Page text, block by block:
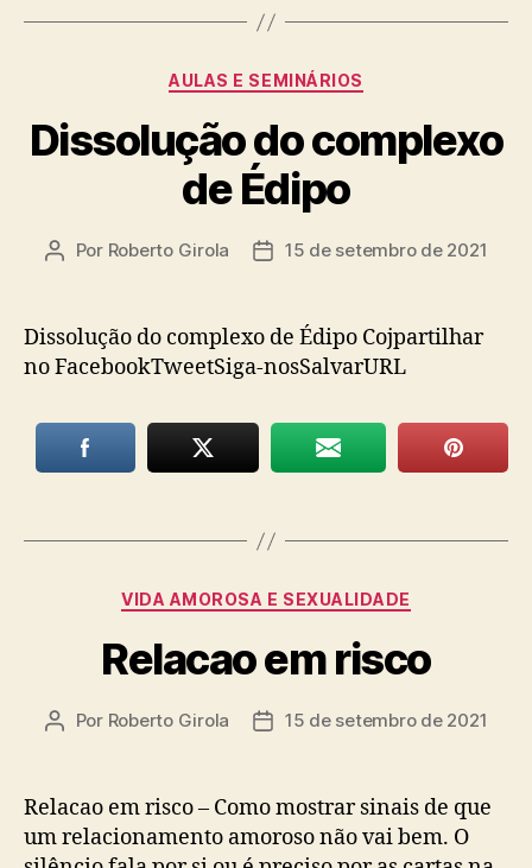
Categorias
AULAS E SEMINÁRIOS
Dissolução do complexo
de Édipo
Autor
Por Roberto Girola
Data15 de setembro de 2021
Dissolução do complexo de Édipo Cojpartilhar
no FacebookTweetSiga-nosSalvarURL
Categorias
VIDA AMOROSA E SEXUALIDADE
Relacao em risco
Autor
Por Roberto Girola
Data15 de setembro de 2021
Relacao em risco – Como mostrar sinais de que
um relacionamento amoroso não vai bem. O